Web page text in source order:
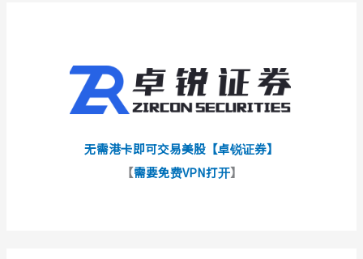
无需港卡即可交易美股【卓锐证券】
【需要免费VPN打开】